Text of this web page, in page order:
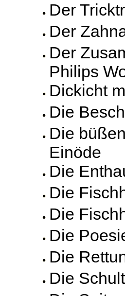
Der
Der
Der
Philips
Dickicht
Die
Die
Einöde
Die
Die
Die
Die
Die
Die